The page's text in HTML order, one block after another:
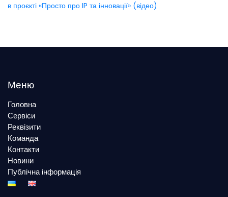
в проєкті «Просто про IP та інновації» (відео)
Меню
Головна
Сервіси
Реквізити
Команда
Контакти
Новини
Публічна інформація